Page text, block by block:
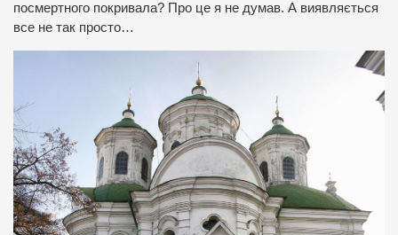
посмертного покривала? Про це я не думав. А виявляється
все не так просто…